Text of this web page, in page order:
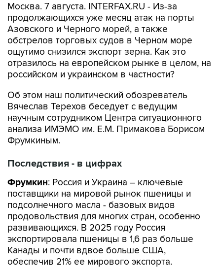
Москва. 7 августа. INTERFAX.RU - Из-за
продолжающихся уже месяц атак на порты
Азовского и Черного морей, а также
обстрелов торговых судов в Черном море
ощутимо снизился экспорт зерна. Как это
отразилось на европейском рынке в целом, на
российском и украинском в частности?
Об этом наш политический обозреватель
Вячеслав Терехов беседует с ведущим
научным сотрудником Центра ситуационного
анализа ИМЭМО им. Е.М. Примакова Борисом
Фрумкиным.
Последствия - в цифрах
Фрумкин: Россия и Украина – ключевые
поставщики на мировой рынок пшеницы и
подсолнечного масла - базовых видов
продовольствия для многих стран, особенно
развивающихся. В 2025 году Россия
экспортировала пшеницы в 1,6 раз больше
Канады и почти вдвое больше США,
обеспечив 21% ее мирового экспорта.